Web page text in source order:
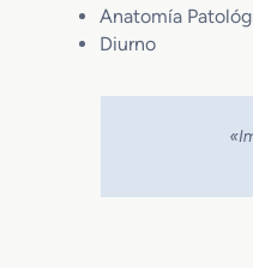
Anatomía
Diurno